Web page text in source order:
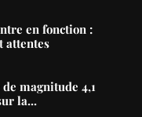
en fonction :
attentes
magnitude 4,1
la...